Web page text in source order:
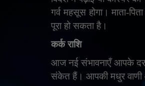
गर्व महसूस होगा। माता-
पूरा हो सकता है।
कर्क राशि
आज नई संभावनाएँ आपके
संकेत हैं। आपकी मधुर वाणी